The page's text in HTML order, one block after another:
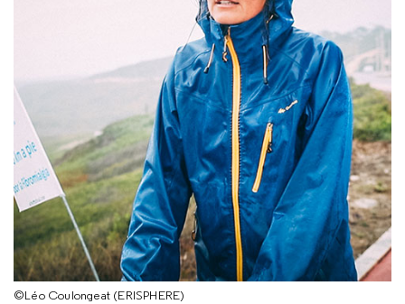
©Léo Coulongeat (ERISPHERE)